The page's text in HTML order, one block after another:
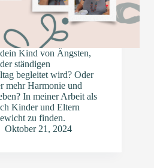
Kind von Ängsten,
ständigen
begleitet wird? Oder
mehr Harmonie und
In meiner Arbeit als
Kinder und Eltern
zu finden.
Oktober 21, 2024